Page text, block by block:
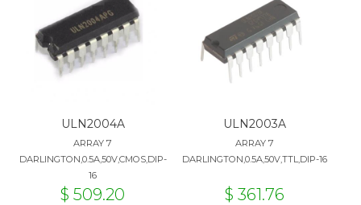
ULN2004A
ARRAY 7
DARLINGTON,0.5A,50V,CMOS,DIP-
16
$ 509.20
ULN2003A
ARRAY 7
DARLINGTON,0.5A,50V,TTL,DIP-16
$ 361.76